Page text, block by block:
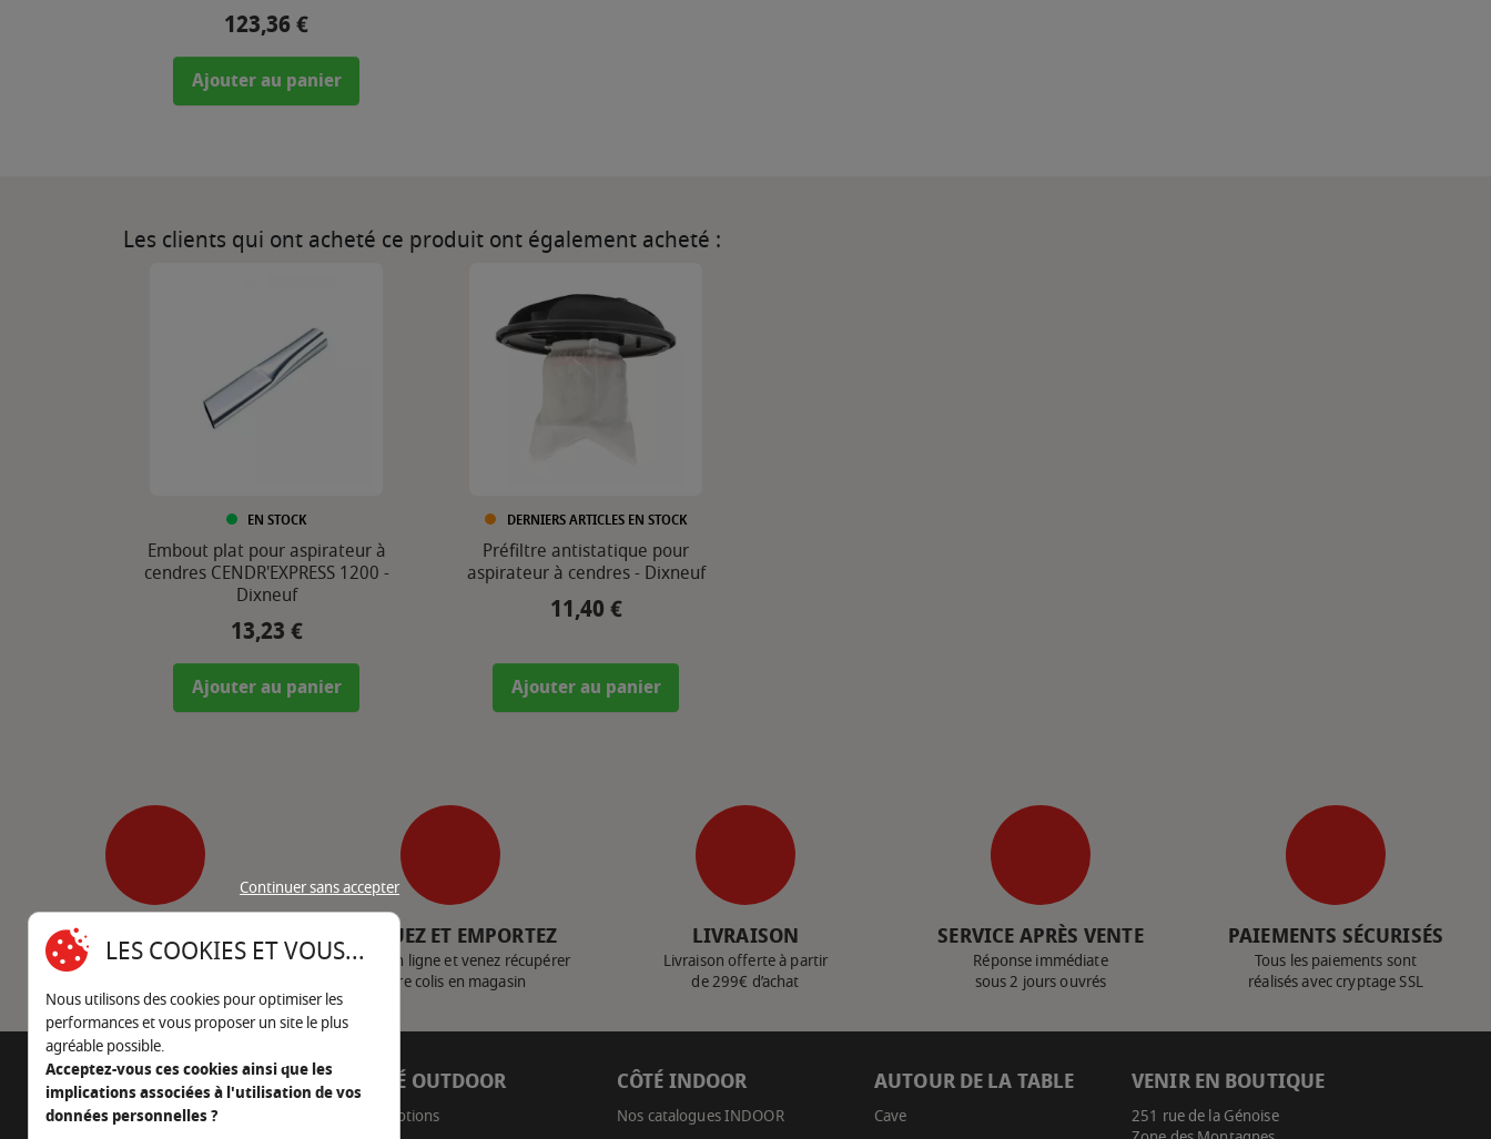
Prix
123,36 €
Ajouter au panier
Les clients qui ont acheté ce produit ont également acheté :
EN STOCK
Embout plat pour aspirateur à
cendres CENDR'EXPRESS 1200 -
Dixneuf
Prix
13,23 €
Ajouter au panier
DERNIERS ARTICLES EN STOCK
Préfiltre antistatique pour
aspirateur à cendres - Dixneuf
Prix
11,40 €
Ajouter au panier
SERVICE CLIENT
Nous contacter
CLIQUEZ ET EMPORTEZ
Achetez en ligne et venez récupérer
votre colis en magasin
LIVRAISON
Livraison offerte à partir
de 299€ d’achat
SERVICE APRÈS VENTE
Réponse immédiate
sous 2 jours ouvrés
PAIEMENTS SÉCURISÉS
Tous les paiements sont
réalisés avec cryptage SSL
AUTOUR DU FEU
05 45 22 98 09
CÔTÉ OUTDOOR
Promotions
CÔTÉ INDOOR
Nos catalogues INDOOR
AUTOUR DE LA TABLE
Cave
VENIR EN BOUTIQUE
251 rue de la Génoise
Continuer sans accepter
LES COOKIES ET VOUS...
Nous utilisons des cookies pour optimiser les
performances et vous proposer un site le plus
agréable possible.
Acceptez-vous ces cookies ainsi que les
implications associées à l'utilisation de vos
données personnelles ?